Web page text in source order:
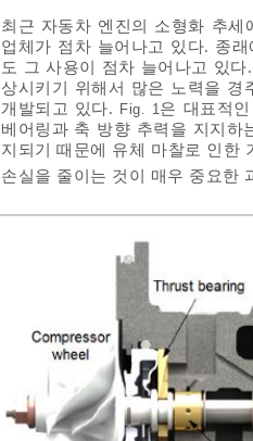
최근 자동차 엔진의 소형화 추
업체가 점차 늘어나고 있다. 종
도 그 사용이 점차 늘어나고 있
상시키기 위해서 많은 노력을 경
개발되고 있다. Fig. 1은 대표적
베어링과 축 방향 추력을 지지하
지되기 때문에 유체 마찰로 인한
손실을 줄이는 것이 매우 중요한